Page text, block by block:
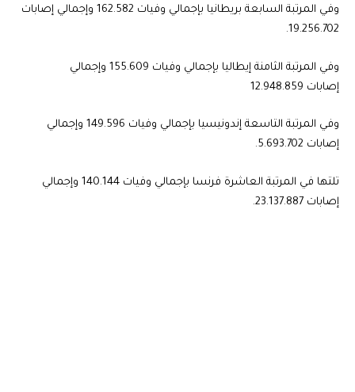
وفي المرتبة السابعة بريطانيا بإجمالي وفيات 162.582 وإجمالي إصابات
19.256.702.
وفي المرتبة الثامنة إيطاليا بإجمالي وفيات 155.609 وإجمالي
إصابات 12.948.859
وفي المرتبة التاسعة إندونيسيا بإجمالي وفيات 149.596 وإجمالي
إصابات 5.693.702.
تلتها في المرتبة العاشرة فرنسا بإجمالي وفيات 140.144 وإجمالي
إصابات 23.137.887.